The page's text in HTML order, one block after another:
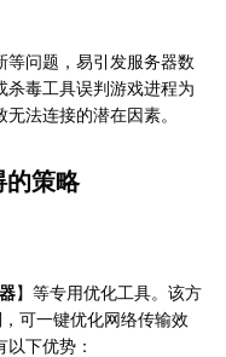
等问题，易引发服务器数
杀毒工具误判游戏进程为
法连接的潜在因素。
的策略
】等专用优化工具。该方
可一键优化网络传输效
下优势：